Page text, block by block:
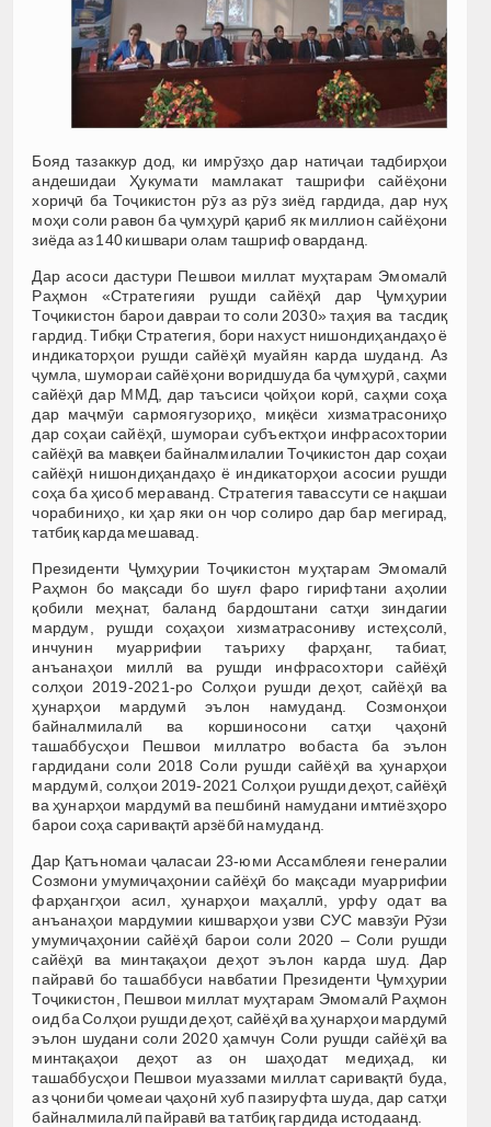
Бояд тазаккур дод, ки имрӯзҳо дар натиҷаи тадбирҳои
андешидаи Ҳукумати мамлакат ташрифи сайёҳони
хориҷӣ ба Тоҷикистон рӯз аз рӯз зиёд гардида, дар нуҳ
моҳи соли равон ба ҷумҳурӣ қариб як миллион сайёҳони
зиёда аз 140 кишвари олам ташриф оварданд.
Дар асоси дастури Пешвои миллат муҳтарам Эмомалӣ
Раҳмон «Стратегияи рушди сайёҳӣ дар Ҷумҳурии
Тоҷикистон барои давраи то соли 2030» таҳия ва тасдиқ
гардид. Тибқи Стратегия, бори нахуст нишондиҳандаҳо ё
индикаторҳои рушди сайёҳӣ муайян карда шуданд. Аз
ҷумла, шумораи сайёҳони воридшуда ба ҷумҳурӣ, саҳми
сайёҳӣ дар ММД, дар таъсиси ҷойҳои корӣ, саҳми соҳа
дар маҷмӯи сармоягузориҳо, миқёси хизматрасониҳо
дар соҳаи сайёҳӣ, шумораи субъектҳои инфрасохтории
сайёҳӣ ва мавқеи байналмилалии Тоҷикистон дар соҳаи
сайёҳӣ нишондиҳандаҳо ё индикаторҳои асосии рушди
соҳа ба ҳисоб мераванд. Стратегия тавассути се нақшаи
чорабиниҳо, ки ҳар яки он чор солиро дар бар мегирад,
татбиқ карда мешавад.
Президенти Ҷумҳурии Тоҷикистон муҳтарам Эмомалӣ
Раҳмон бо мақсади бо шуғл фаро гирифтани аҳолии
қобили меҳнат, баланд бардоштани сатҳи зиндагии
мардум, рушди соҳаҳои хизматрасониву истеҳсолӣ,
инчунин муаррифии таъриху фарҳанг, табиат,
анъанаҳои миллӣ ва рушди инфрасохтори сайёҳӣ
солҳои 2019-2021-ро Солҳои рушди деҳот, сайёҳӣ ва
ҳунарҳои мардумӣ эълон намуданд. Созмонҳои
байналмилалӣ ва коршиносони сатҳи ҷаҳонӣ
ташаббусҳои Пешвои миллатро вобаста ба эълон
гардидани соли 2018 Соли рушди сайёҳӣ ва ҳунарҳои
мардумӣ, солҳои 2019-2021 Солҳои рушди деҳот, сайёҳӣ
ва ҳунарҳои мардумӣ ва пешбинӣ намудани имтиёзҳоро
барои соҳа саривақтӣ арзёбӣ намуданд.
Дар Қатъномаи ҷаласаи 23-юми Ассамблеяи генералии
Созмони умумиҷаҳонии сайёҳӣ бо мақсади муаррифии
фарҳангҳои асил, ҳунарҳои маҳаллӣ, урфу одат ва
анъанаҳои мардумии кишварҳои узви СУС мавзӯи Рӯзи
умумиҷаҳонии сайёҳӣ барои соли 2020 – Соли рушди
сайёҳӣ ва минтақаҳои деҳот эълон карда шуд. Дар
пайравӣ бо ташаббуси навбатии Президенти Ҷумҳурии
Тоҷикистон, Пешвои миллат муҳтарам Эмомалӣ Раҳмон
оид ба Солҳои рушди деҳот, сайёҳӣ ва ҳунарҳои мардумӣ
эълон шудани соли 2020 ҳамчун Соли рушди сайёҳӣ ва
минтақаҳои деҳот аз он шаҳодат медиҳад, ки
ташаббусҳои Пешвои муаззами миллат саривақтӣ буда,
аз ҷониби ҷомеаи ҷаҳонӣ хуб пазируфта шуда, дар сатҳи
байналмилалӣ пайравӣ ва татбиқ гардида истодаанд.